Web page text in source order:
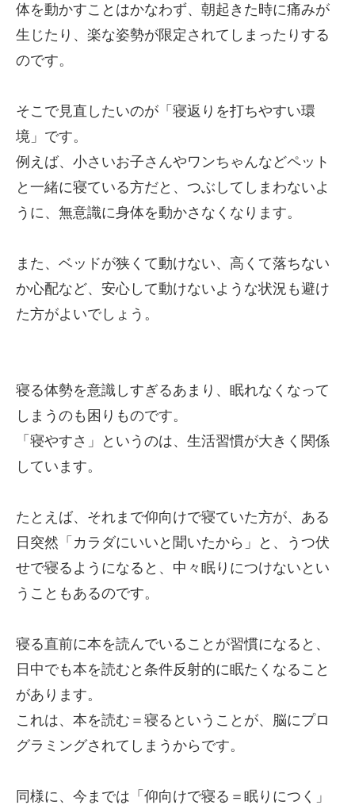
体を動かすことはかなわず、朝起きた時に痛みが
生じたり、楽な姿勢が限定されてしまったりする
のです。
そこで見直したいのが「寝返りを打ちやすい環
境」です。
例えば、小さいお子さんやワンちゃんなどペット
と一緒に寝ている方だと、つぶしてしまわないよ
うに、無意識に身体を動かさなくなります。
また、ベッドが狭くて動けない、高くて落ちない
か心配など、安心して動けないような状況も避け
た方がよいでしょう。
寝る体勢を意識しすぎるあまり、眠れなくなって
しまうのも困りものです。
「寝やすさ」というのは、生活習慣が大きく関係
しています。
たとえば、それまで仰向けで寝ていた方が、ある
日突然「カラダにいいと聞いたから」と、うつ伏
せで寝るようになると、中々眠りにつけないとい
うこともあるのです。
寝る直前に本を読んでいることが習慣になると、
日中でも本を読むと条件反射的に眠たくなること
があります。
これは、本を読む＝寝るということが、脳にプロ
グラミングされてしまうからです。
同様に、今までは「仰向けで寝る＝眠りにつく」